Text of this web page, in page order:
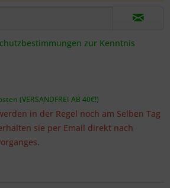
zur Kenntnis
(VERSANDFREI AB 40€!)
in der Regel noch am Selben Tag
sie per Email direkt nach